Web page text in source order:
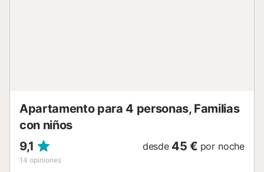
Apartamento para 4 personas, Familias
con niños
9,1
14 opiniones
desde 45 € por noche